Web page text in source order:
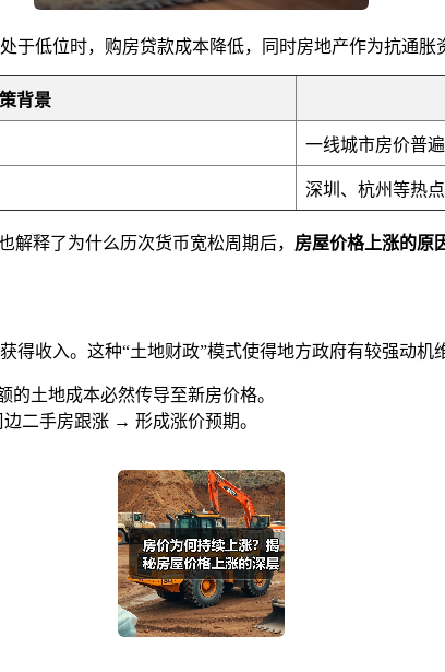
低位时，购房贷款成本降低，同时房地产作为抗通胀
背景
一线城市房价普
深圳、杭州等热
解释了为什么历次货币宽松周期后， 房屋价格上涨的原
收入。这种“土地财政”模式使得地方政府有较强动机
的土地成本必然传导至新房价格。
二手房跟涨 → 形成涨价预期。